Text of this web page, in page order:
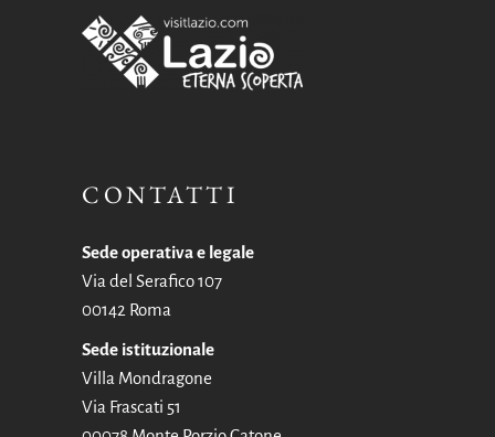
CONTATTI
Sede operativa e legale
Via del Serafico 107
00142 Roma
Sede istituzionale
Villa Mondragone
Via Frascati 51